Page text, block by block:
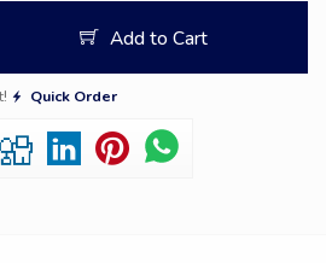
Add to Cart
Quick Order